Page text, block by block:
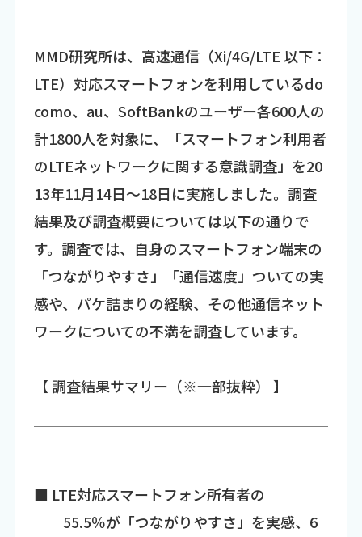
MMD研究所は、高速通信（Xi/4G/LTE 以下：
LTE）対応スマートフォンを利用しているdo
como、au、SoftBankのユーザー各600人の
計1800人を対象に、「スマートフォン利用者
のLTEネットワークに関する意識調査」を20
13年11月14日～18日に実施しました。調査
結果及び調査概要については以下の通りで
す。調査では、自身のスマートフォン端末の
「つながりやすさ」「通信速度」ついての実
感や、パケ詰まりの経験、その他通信ネット
ワークについての不満を調査しています。
【 調査結果サマリー（※一部抜粋） 】
■ LTE対応スマートフォン所有者の
55.5％が「つながりやすさ」を実感、6